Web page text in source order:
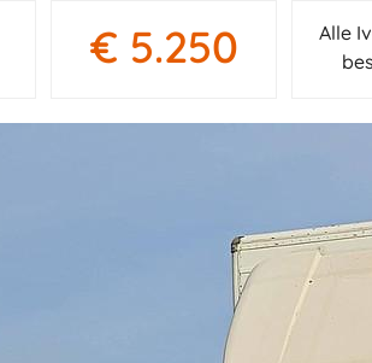
€ 5.250
Alle